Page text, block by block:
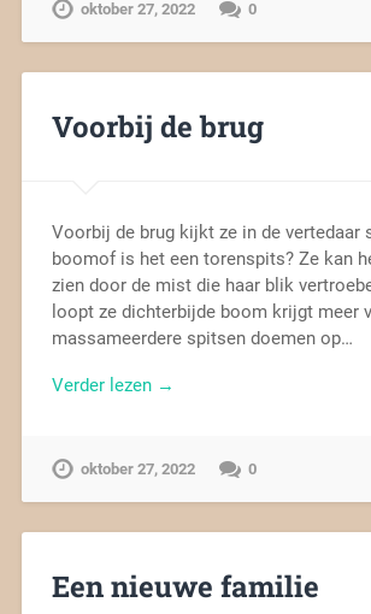
oktober 27, 2022 0
Voorbij de brug
Voorbij de brug kijkt ze in de vertedaar
boomof is het een torenspits? Ze kan
zien door de mist die haar blik
loopt ze dichterbijde boom krijgt meer
massameerdere spitsen doemen op…
Verder lezen →
oktober 27, 2022 0
Een nieuwe familie